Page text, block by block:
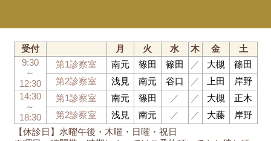
【休診日】水曜午後・木曜・日曜・祝日
受付 月 火 水 木 金
土
9:30
～
12:30
第1診察室 南元 篠田 篠田 ／ 大槻
篠田
第2診察室
浅見 南元 谷口 ／ 上田
岸野
14:30
～
18:30
第1診察室 南元 篠田 ／ ／ 大槻
正木
第2診察室
浅見 南元 ／ ／ 大藤 岸野